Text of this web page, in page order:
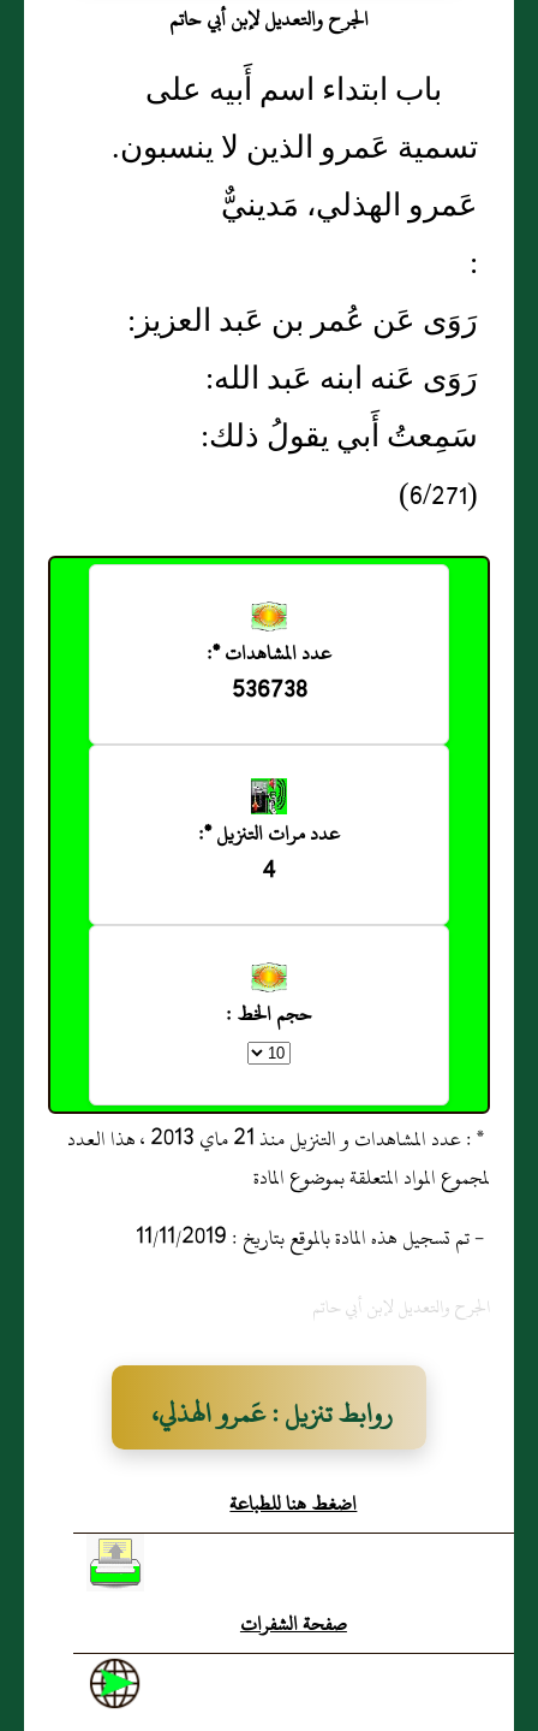
الجرح والتعديل لإبن أبي حاتم
باب ابتداء اسم أَبيه على
تسمية عَمرو الذين لا ينسبون.
عَمرو الهذلي، مَدينيٌّ
:
رَوَى عَن عُمر بن عَبد العزيز:
رَوَى عَنه ابنه عَبد الله:
سَمِعتُ أَبي يقولُ ذلك:
(6/271)
عدد المشاهدات *:
536738
عدد مرات التنزيل *:
4
حجم الخط :
* : عدد المشاهدات و التنزيل منذ 21 ماي 2013 ، هذا العدد
لمجموع المواد المتعلقة بموضوع المادة
- تم تسجيل هذه المادة بالموقع بتاريخ : 11/11/2019
الجرح والتعديل لإبن أبي حاتم
روابط تنزيل : عَمرو الهذلي،
مَدينيٌّ
اضغط هنا للطباعة
صفحة الشفرات